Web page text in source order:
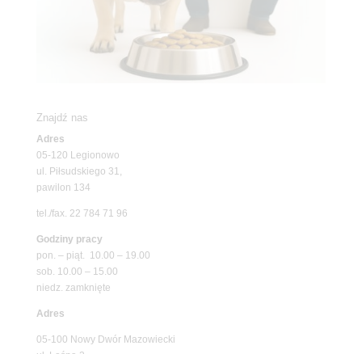
Znajdź nas
Adres
05-120 Legionowo
ul. Piłsudskiego 31,
pawilon 134
tel./fax. 22 784 71 96
Godziny pracy
pon. – piąt. 10.00 – 19.00
sob. 10.00 – 15.00
niedz. zamknięte
Adres
05-100 Nowy Dwór Mazowiecki